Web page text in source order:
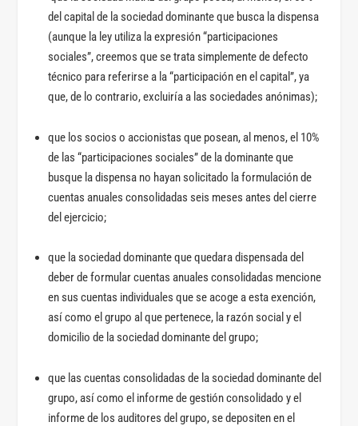
del capital de la sociedad dominante que busca la dispensa
(aunque la ley utiliza la expresión “participaciones
sociales”, creemos que se trata simplemente de defecto
técnico para referirse a la “participación en el capital”, ya
que, de lo contrario, excluiría a las sociedades anónimas);
que los socios o accionistas que posean, al menos, el 10%
de las “participaciones sociales” de la dominante que
busque la dispensa no hayan solicitado la formulación de
cuentas anuales consolidadas seis meses antes del cierre
del ejercicio;
que la sociedad dominante que quedara dispensada del
deber de formular cuentas anuales consolidadas mencione
en sus cuentas individuales que se acoge a esta exención,
así como el grupo al que pertenece, la razón social y el
domicilio de la sociedad dominante del grupo;
que las cuentas consolidadas de la sociedad dominante del
grupo, así como el informe de gestión consolidado y el
informe de los auditores del grupo, se depositen en el